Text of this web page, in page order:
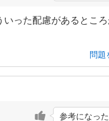
った配慮があるとこ
問題
参考になった